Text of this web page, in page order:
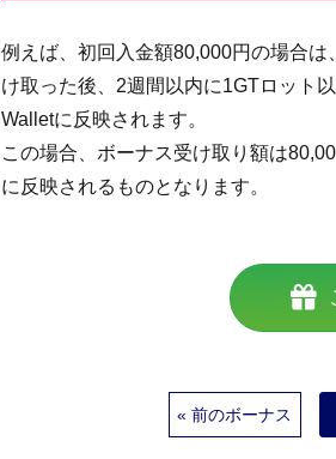
例えば、初回入金額80,000円の場合
け取った後、2週間以内に1GTロット
Walletに反映されます。
この場合、ボーナス受け取り額は
に反映されるものとなります。
« 前のボーナス